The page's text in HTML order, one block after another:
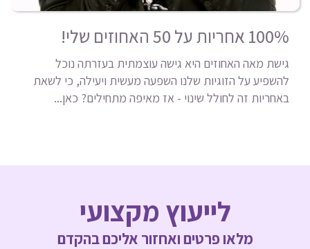
100% אחריות על 50 האחוזים שלי!
גישת מאה האחוזים היא גישה עוצמתית בעזרתה נוכל
להשפיע על הזוגיות שלנו השפעה מעשית ויעילה, כי לשאת
באחריות זה לחולל שינוי - אז מאיפה מתחילים? כאן...
לייעוץ מקצועי
מלאו פרטים ואחזור אליכם בהקדם